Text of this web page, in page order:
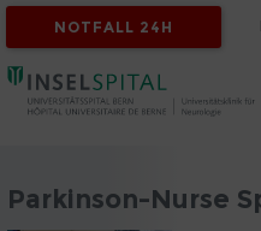
NOTFALL 24H
Parkinson-Nurse